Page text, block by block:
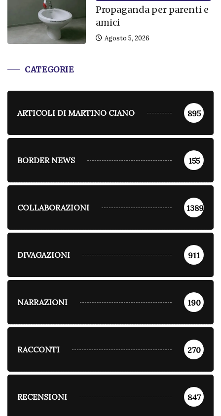
Propaganda per parenti e
amici
Agosto 5, 2026
CATEGORIE
ARTICOLI DI MARTINO CIANO 895
BORDER NEWS 155
COLLABORAZIONI 1389
DIVAGAZIONI 911
NARRAZIONI 190
RACCONTI 270
RECENSIONI 847